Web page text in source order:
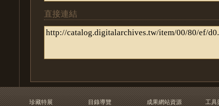
直接連結
珍藏特展
目錄導覽
成果網站資源
工具